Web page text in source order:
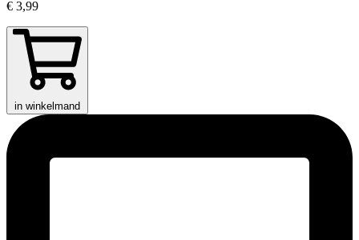
€ 3,99
in winkelmand